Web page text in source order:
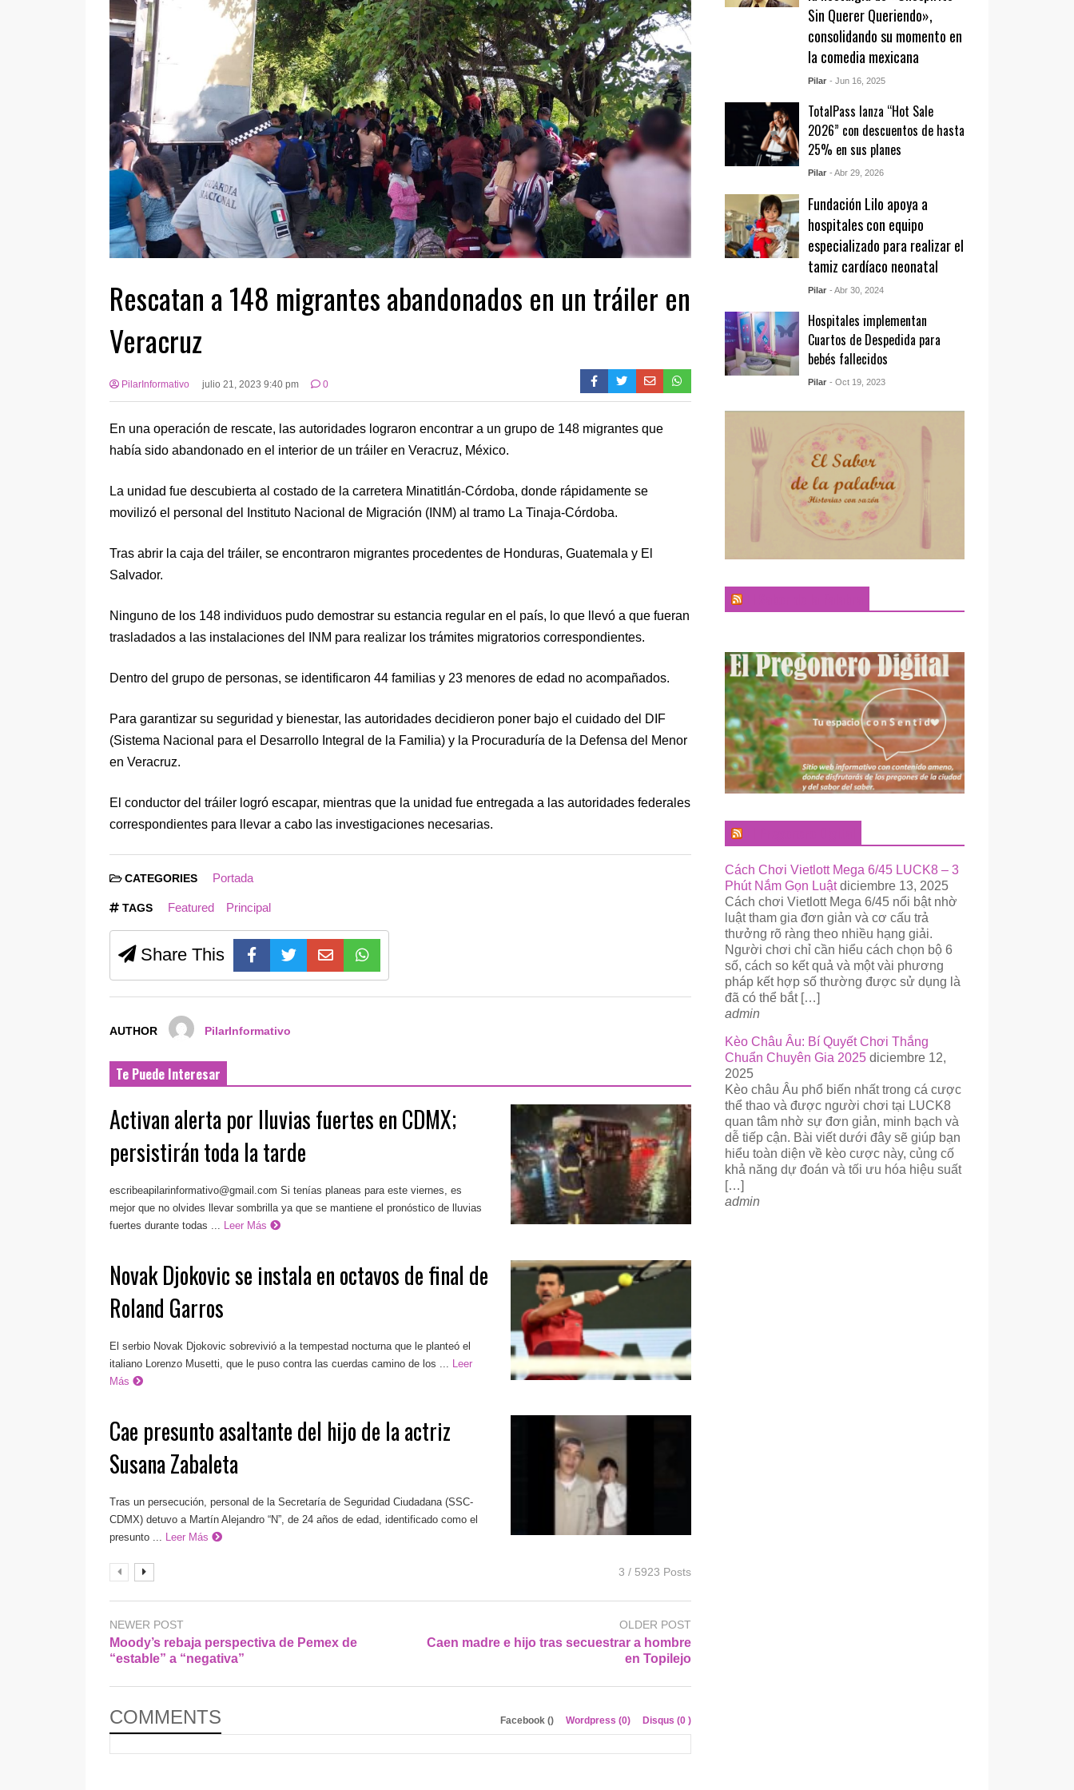
Rescatan a 148 migrantes abandonados en un tráiler en
Veracruz
PilarInformativo julio 21, 2023 9:40 pm 0
En una operación de rescate, las autoridades lograron encontrar a un grupo de 148 migrantes que
había sido abandonado en el interior de un tráiler en Veracruz, México.
La unidad fue descubierta al costado de la carretera Minatitlán-Córdoba, donde rápidamente se
movilizó el personal del Instituto Nacional de Migración (INM) al tramo La Tinaja-Córdoba.
Tras abrir la caja del tráiler, se encontraron migrantes procedentes de Honduras, Guatemala y El
Salvador.
Ninguno de los 148 individuos pudo demostrar su estancia regular en el país, lo que llevó a que fueran
trasladados a las instalaciones del INM para realizar los trámites migratorios correspondientes.
Dentro del grupo de personas, se identificaron 44 familias y 23 menores de edad no acompañados.
Para garantizar su seguridad y bienestar, las autoridades decidieron poner bajo el cuidado del DIF
(Sistema Nacional para el Desarrollo Integral de la Familia) y la Procuraduría de la Defensa del Menor
en Veracruz.
El conductor del tráiler logró escapar, mientras que la unidad fue entregada a las autoridades federales
correspondientes para llevar a cabo las investigaciones necesarias.
CATEGORIES Portada
TAGS Featured Principal
Share This
AUTHOR PilarInformativo
Te Puede Interesar
Activan alerta por lluvias fuertes en CDMX;
persistirán toda la tarde
escribeapilarinformativo@gmail.com Si tenías planeas para este viernes, es
mejor que no olvides llevar sombrilla ya que se mantiene el pronóstico de lluvias
fuertes durante todas ...
Leer Más
Novak Djokovic se instala en octavos de final de
Roland Garros
El serbio Novak Djokovic sobrevivió a la tempestad nocturna que le planteó el
italiano Lorenzo Musetti, que le puso contra las cuerdas camino de los ...
Leer
Más
Cae presunto asaltante del hijo de la actriz
Susana Zabaleta
Tras un persecución, personal de la Secretaría de Seguridad Ciudadana (SSC-
CDMX) detuvo a Martín Alejandro “N”, de 24 años de edad, identificado como el
presunto ...
Leer Más
3 / 5923 Posts
NEWER POST
Moody’s rebaja perspectiva de Pemex de
“estable” a “negativa”
OLDER POST
Caen madre e hijo tras secuestrar a hombre
en Topilejo
COMMENTS Facebook () Wordpress (0) Disqus (0 )
Sin Querer Queriendo»,
consolidando su momento en
la comedia mexicana
Pilar - Jun 16, 2025
TotalPass lanza “Hot Sale
2026” con descuentos de hasta
25% en sus planes
Pilar - Abr 29, 2026
Fundación Lilo apoya a
hospitales con equipo
especializado para realizar el
tamiz cardíaco neonatal
Pilar - Abr 30, 2024
Hospitales implementan
Cuartos de Despedida para
bebés fallecidos
Pilar - Oct 19, 2023
Cách Chơi Vietlott Mega 6/45 LUCK8 – 3
Phút Nắm Gọn Luật diciembre 13, 2025
Cách chơi Vietlott Mega 6/45 nổi bật nhờ
luật tham gia đơn giản và cơ cấu trả
thưởng rõ ràng theo nhiều hạng giải.
Người chơi chỉ cần hiểu cách chọn bộ 6
số, cách so kết quả và một vài phương
pháp kết hợp số thường được sử dụng là
đã có thể bắt […]
admin
Kèo Châu Âu: Bí Quyết Chơi Thắng
Chuẩn Chuyên Gia 2025 diciembre 12,
2025
Kèo châu Âu phổ biến nhất trong cá cược
thể thao và được người chơi tại LUCK8
quan tâm nhờ sự đơn giản, minh bạch và
dễ tiếp cận. Bài viết dưới đây sẽ giúp bạn
hiểu toàn diện về kèo cược này, củng cố
khả năng dự đoán và tối ưu hóa hiệu suất
[…]
admin